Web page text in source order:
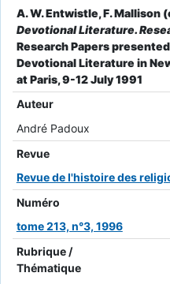
A. W. Entwistle, F. Mallison
Devotional Literature.
Research Papers
Devotional Literature in
at Paris, 9-12 July 1991
Auteur
André Padoux
Revue
Revue de l'histoire des
Numéro
tome 213, n°3, 1996
Rubrique /
Thématique